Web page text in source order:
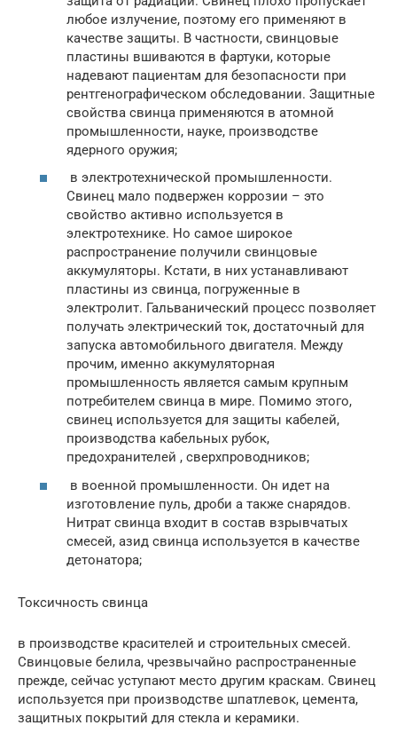
любое излучение, поэтому его применяют в
качестве защиты. В частности, свинцовые
пластины вшиваются в фартуки, которые
надевают пациентам для безопасности при
рентгенографическом обследовании. Защитные
свойства свинца применяются в атомной
промышленности, науке, производстве
ядерного оружия;
в электротехнической промышленности.
Свинец мало подвержен коррозии – это
свойство активно используется в
электротехнике. Но самое широкое
распространение получили свинцовые
аккумуляторы. Кстати, в них устанавливают
пластины из свинца, погруженные в
электролит. Гальванический процесс позволяет
получать электрический ток, достаточный для
запуска автомобильного двигателя. Между
прочим, именно аккумуляторная
промышленность является самым крупным
потребителем свинца в мире. Помимо этого,
свинец используется для защиты кабелей,
производства кабельных рубок,
предохранителей , сверхпроводников;
в военной промышленности. Он идет на
изготовление пуль, дроби а также снарядов.
Нитрат свинца входит в состав взрывчатых
смесей, азид свинца используется в качестве
детонатора;
Токсичность свинца
в производстве красителей и строительных смесей.
Свинцовые белила, чрезвычайно распространенные
прежде, сейчас уступают место другим краскам. Свинец
используется при производстве шпатлевок, цемента,
защитных покрытий для стекла и керамики.